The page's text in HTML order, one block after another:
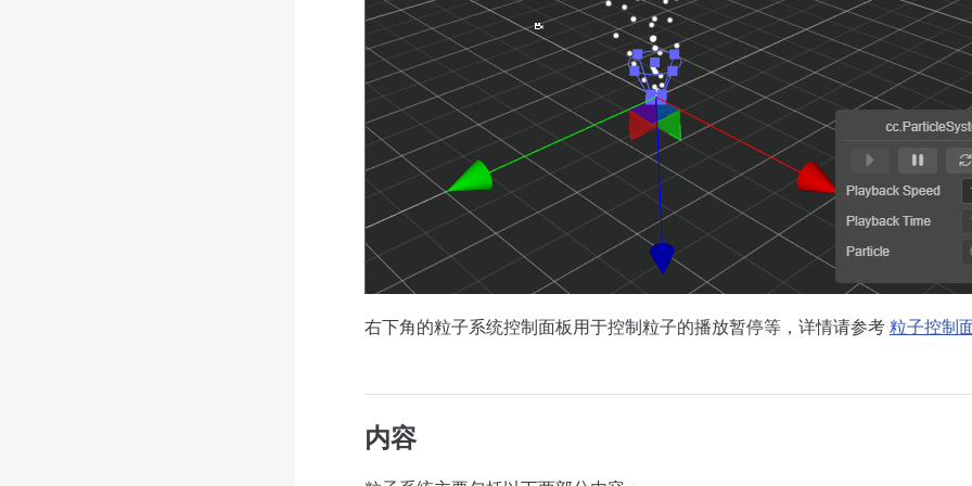
右下角的粒子系统控制面板用于控制粒子的播放暂停等，详情请参考 粒子控制
内容